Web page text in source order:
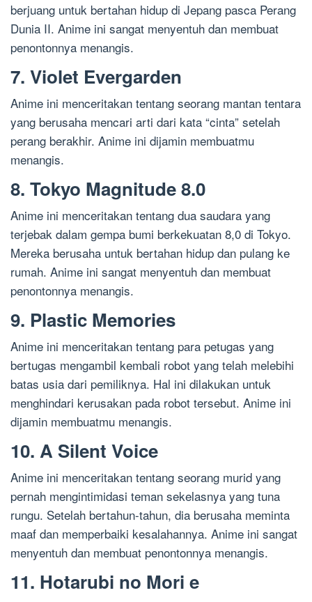
berjuang untuk bertahan hidup di Jepang pasca Perang
Dunia II. Anime ini sangat menyentuh dan membuat
penontonnya menangis.
7. Violet Evergarden
Anime ini menceritakan tentang seorang mantan tentara
yang berusaha mencari arti dari kata “cinta” setelah
perang berakhir. Anime ini dijamin membuatmu
menangis.
8. Tokyo Magnitude 8.0
Anime ini menceritakan tentang dua saudara yang
terjebak dalam gempa bumi berkekuatan 8,0 di Tokyo.
Mereka berusaha untuk bertahan hidup dan pulang ke
rumah. Anime ini sangat menyentuh dan membuat
penontonnya menangis.
9. Plastic Memories
Anime ini menceritakan tentang para petugas yang
bertugas mengambil kembali robot yang telah melebihi
batas usia dari pemiliknya. Hal ini dilakukan untuk
menghindari kerusakan pada robot tersebut. Anime ini
dijamin membuatmu menangis.
10. A Silent Voice
Anime ini menceritakan tentang seorang murid yang
pernah mengintimidasi teman sekelasnya yang tuna
rungu. Setelah bertahun-tahun, dia berusaha meminta
maaf dan memperbaiki kesalahannya. Anime ini sangat
menyentuh dan membuat penontonnya menangis.
11. Hotarubi no Mori e